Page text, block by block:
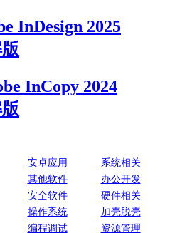
InDesign 2025
InCopy 2024
安卓应用
系统相关
其他软件
办公开发
安全软件
硬件相关
操作系统
加壳脱壳
编程调试 资源管理